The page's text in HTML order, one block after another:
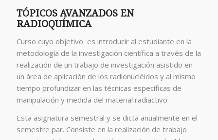
TÓPICOS AVANZADOS EN
RADIOQUÍMICA
Curso cuyo objetivo es introducir al estudiante en la
metodología de la investigación científica a través de la
realización de un trabajo de investigación asistido en
un área de aplicación de los radionucléidos y al mismo
tiempo profundizar en las técnicas específicas de
manipulación y medida del material radiactivo.
Esta asignatura semestral y se dicta anualmente en el
semestre par. Consiste en la realización de trabajo